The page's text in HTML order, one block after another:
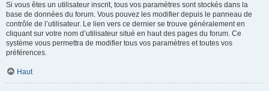
Si vous êtes un utilisateur inscrit, tous vos paramètres sont stockés dans la
base de données du forum. Vous pouvez les modifier depuis le panneau de
contrôle de l’utilisateur. Le lien vers ce dernier se trouve généralement en
cliquant sur votre nom d’utilisateur situé en haut des pages du forum. Ce
système vous permettra de modifier tous vos paramètres et toutes vos
préférences.
Haut